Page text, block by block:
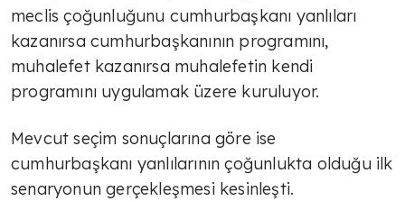
meclis çoğunluğunu cumhurbaşkanı yanlıları
kazanırsa cumhurbaşkanının programını,
muhalefet kazanırsa muhalefetin kendi
programını uygulamak üzere kuruluyor.
Mevcut seçim sonuçlarına göre ise
cumhurbaşkanı yanlılarının çoğunlukta olduğu ilk
senaryonun gerçekleşmesi kesinleşti.